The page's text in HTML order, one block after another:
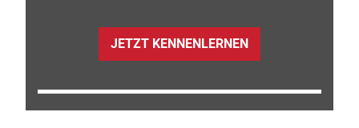
JETZT KENNENLERNEN